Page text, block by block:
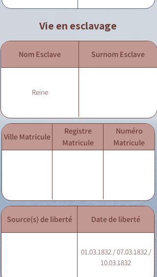
Vie en esclavage
Nom Esclave Surnom Esclave
Reine
Ville Matricule
Registre
Matricule
Numéro
Matricule
Source(s) de liberté Date de liberté
01.03.1832 / 07.03.1832 /
10.03.1832